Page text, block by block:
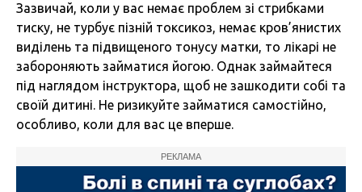
Зазвичай, коли у вас немає проблем зі стрибками
тиску, не турбує пізній токсикоз, немає кров’янистих
виділень та підвищеного тонусу матки, то лікарі не
забороняють займатися йогою. Однак займайтеся
під наглядом інструктора, щоб не зашкодити собі та
своїй дитині. Не ризикуйте займатися самостійно,
особливо, коли для вас це вперше.
РЕКЛАМА